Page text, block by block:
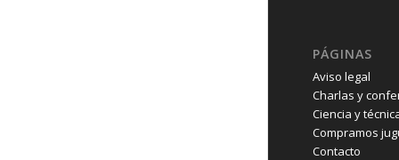
PÁGINAS
Aviso legal
Charlas y
Ciencia y
Compramos
Contacto